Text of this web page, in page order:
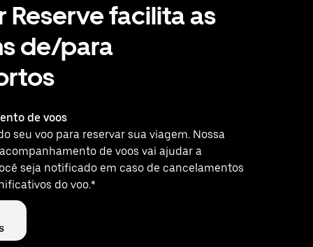
Reserve facilita as
de/para
de voos
seu voo para reservar sua viagem. Nossa
de voos vai ajudar a
seja notificado em caso de cancelamentos
do voo.*